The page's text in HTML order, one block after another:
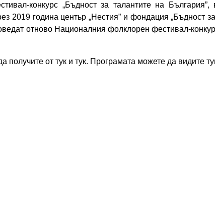
конкурс „Бъдност за талантите на България”,
2019 година центьр „Нестия” и фондация „Бъдност
отново Националния фолклорен фестивал-
получите от тук и тук. Програмата можете да видите